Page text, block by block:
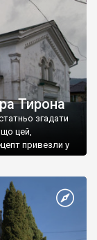
Тирона
згадати
цей,
привезли у